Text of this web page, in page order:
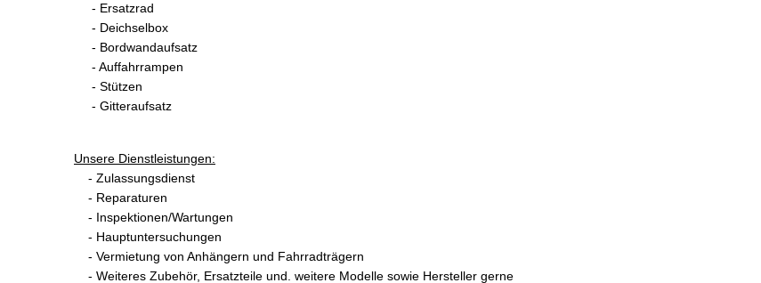
- Ersatzrad
- Deichselbox
- Bordwandaufsatz
- Auffahrrampen
- Stützen
- Gitteraufsatz
Unsere Dienstleistungen:
- Zulassungsdienst
- Reparaturen
- Inspektionen/Wartungen
- Hauptuntersuchungen
- Vermietung von Anhängern und Fahrradträgern
- Weiteres Zubehör, Ersatzteile und. weitere Modelle sowie Hersteller gerne